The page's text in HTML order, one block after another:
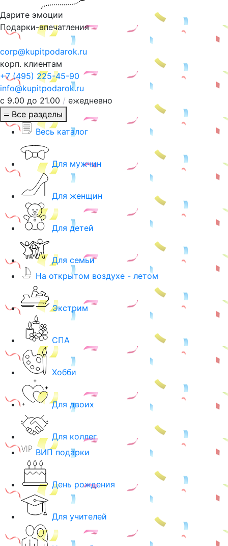
Дарите эмоции
Подарки-впечатления
corp@kupitpodarok.ru
корп. клиентам
+7 (495) 225-45-90
info@kupitpodarok.ru
с 9.00 до 21.00 / ежедневно
Все разделы
Весь каталог
Для мужчин
Для женщин
Для детей
Для семьи
На открытом воздухе - летом
Экстрим
СПА
Хобби
Для двоих
Для коллег
ВИП подарки
День рождения
Для учителей